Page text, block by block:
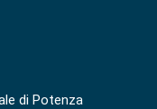
di Potenza